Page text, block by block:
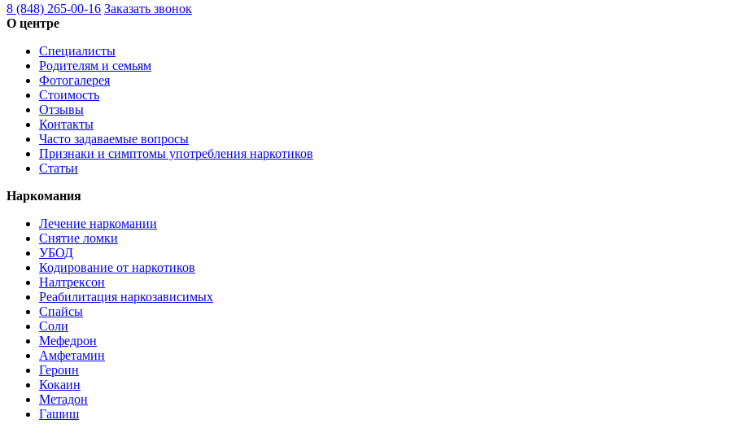
8 (848) 265-00-16 Заказать звонок
О центре
Специалисты
Родителям и семьям
Фотогалерея
Стоимость
Отзывы
Контакты
Часто задаваемые вопросы
Признаки и симптомы употребления наркотиков
Статьи
Наркомания
Лечение наркомании
Снятие ломки
УБОД
Кодирование от наркотиков
Налтрексон
Реабилитация наркозависимых
Спайсы
Соли
Мефедрон
Амфетамин
Героин
Кокаин
Метадон
Гашиш